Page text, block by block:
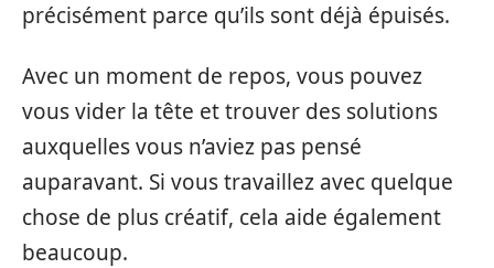
précisément parce qu’ils sont déjà épuisés.
Avec un moment de repos, vous pouvez
vous vider la tête et trouver des solutions
auxquelles vous n’aviez pas pensé
auparavant. Si vous travaillez avec quelque
chose de plus créatif, cela aide également
beaucoup.